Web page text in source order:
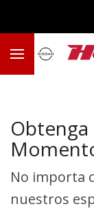
No importa
nuestros